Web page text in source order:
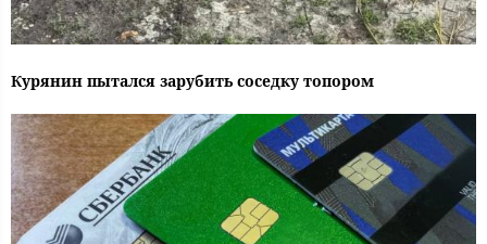
Курянин пытался зарубить соседку топором